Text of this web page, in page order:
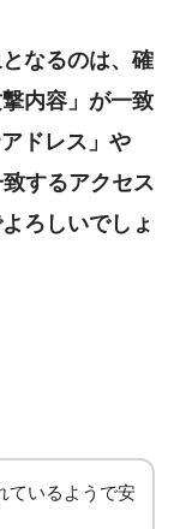
なるのは、確
内容」が一致
ドレス」や
するアクセス
ろしいでしょ
ているようで安